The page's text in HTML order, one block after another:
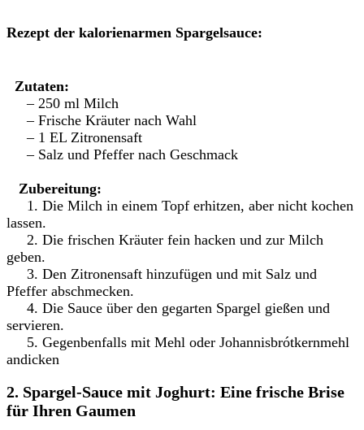
Rezept der kalorienarmen Spargelsauce:
Zutaten:
– 250 ml Milch
– Frische Kräuter nach Wahl
– 1 EL Zitronensaft
– Salz und Pfeffer nach Geschmack
Zubereitung:
1. Die Milch in einem Topf erhitzen, aber nicht kochen
lassen.
2. Die frischen Kräuter fein hacken und zur Milch
geben.
3. Den Zitronensaft hinzufügen und mit Salz und
Pfeffer abschmecken.
4. Die Sauce über den gegarten Spargel gießen und
servieren.
5. Gegenbenfalls mit Mehl oder Johannisbrótkernmehl
andicken
2. Spargel-Sauce mit Joghurt: Eine frische Brise
für Ihren Gaumen